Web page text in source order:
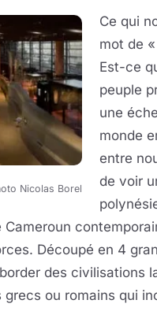
Nicolas Borel
Ce qui
mot de
Est-ce
peuple
une
monde
entre
de voir
Cameroun
Découpé en 4
des civilisations
ou romains qui